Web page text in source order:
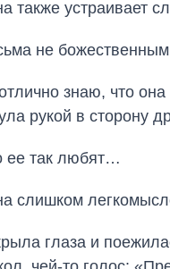
также устраивает
не
знаю, что
рукой в сторону
так любят…
слишком
глаза и